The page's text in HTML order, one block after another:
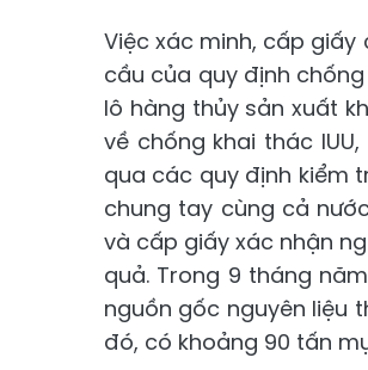
Việc xác minh, cấp
cầu của quy định
lô hàng thủy sản xuất
về chống khai thác
qua các quy định kiểm
chung tay cùng cả
và cấp giấy xác nhận
quả. Trong 9 tháng
nguồn gốc nguyên liệu
đó, có khoảng 90 tấn